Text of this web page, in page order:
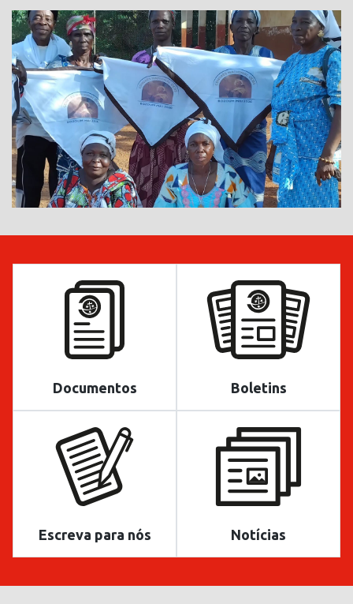
Documentos Boletins
Escreva para nós Notícias